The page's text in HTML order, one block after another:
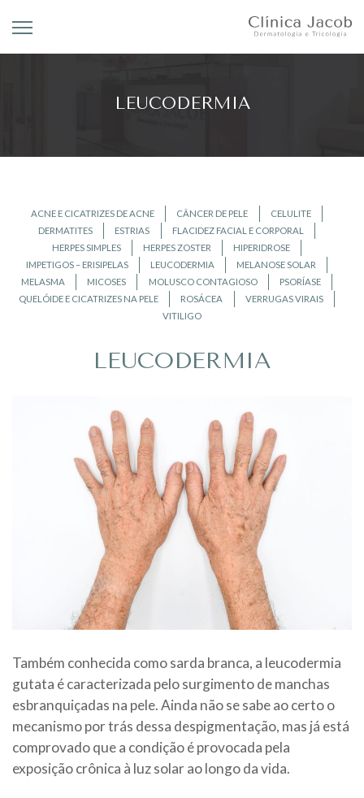
LEUCODERMIA
ACNE E CICATRIZES DE ACNE CÂNCER DE PELE
CELULITE
DERMATITES
ESTRIAS
FLACIDEZ FACIAL E CORPORAL
HERPES SIMPLES
HERPES ZOSTER
HIPERIDROSE
IMPETIGOS – ERISIPELAS
LEUCODERMIA
MELANOSE SOLAR
MELASMA
MICOSES MOLUSCO CONTAGIOSO
PSORÍASE
QUELÓIDE E CICATRIZES NA PELE
ROSÁCEA
VERRUGAS VIRAIS
VITILIGO
LEUCODERMIA
Também conhecida como sarda branca, a leucodermia
gutata é caracterizada pelo surgimento de manchas
esbranquiçadas na pele. Ainda não se sabe ao certo o
mecanismo por trás dessa despigmentação, mas já está
comprovado que a condição é provocada pela
exposição crônica à luz solar ao longo da vida.